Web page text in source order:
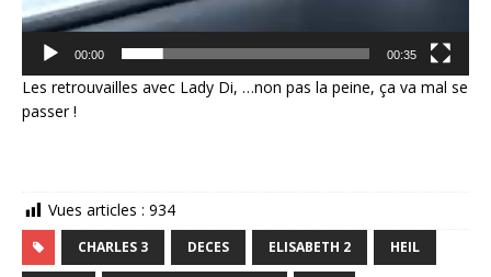
00:00 00:35
Les retrouvailles avec Lady Di, …non pas la peine, ça va mal se
passer !
Vues articles : 934
CHARLES 3 DECES ELISABETH 2 HEIL